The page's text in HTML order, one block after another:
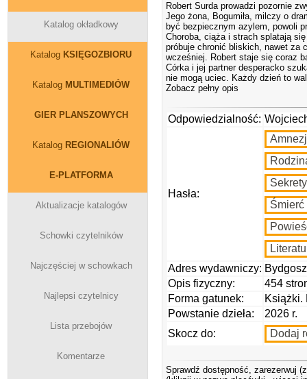
Katalog okładkowy
Katalog KSIĘGOZBIORU
Katalog MULTIMEDIÓW
GIER PLANSZOWYCH
Katalog REGIONALIÓW
E-PLATFORMA
Aktualizacje katalogów
Schowki czytelników
Najczęściej w schowkach
Najlepsi czytelnicy
Lista przebojów
Komentarze
Robert Surda prowadzi pozornie
Jego żona, Bogumiła, milczy o
być bezpiecznym azylem, powoli
Choroba, ciąża i strach splatają
próbuje chronić bliskich, nawet za
wcześniej. Robert staje się coraz
Córka i jej partner desperacko
nie mogą uciec. Każdy dzień to
Zobacz pełny opis
Odpowiedzialność:
Hasła:
Śmierć
Adres wydawniczy:
Opis fizyczny:
454
Forma gatunek:
Książki.
Powstanie dzieła:
2026 r.
Skocz do:
Dodaj
Sprawdź dostępność, zarezerwuj